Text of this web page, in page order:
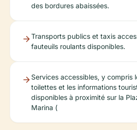
des bordures abaissées.
Transports publics et taxis
fauteuils roulants disponibles.
Services accessibles, y compris
toilettes et les informations
disponibles à proximité sur la
Marina (